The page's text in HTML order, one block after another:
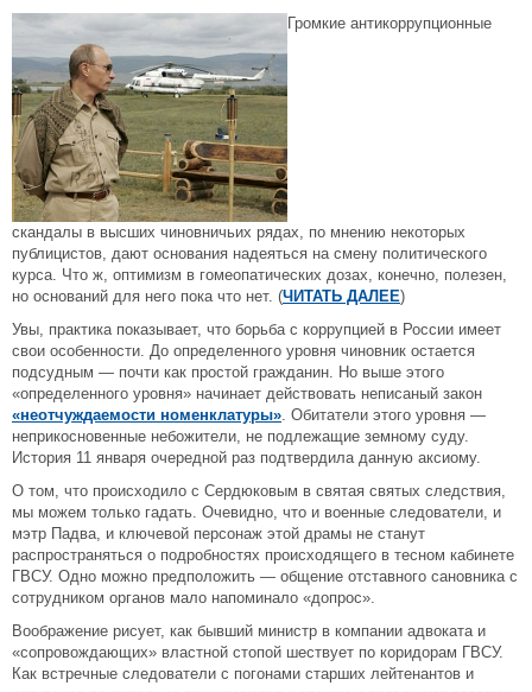
Громкие антикоррупционные
скандалы в высших чиновничьих рядах, по мнению некоторых
публицистов, дают основания надеяться на смену политического
курса. Что ж, оптимизм в гомеопатических дозах, конечно, полезен,
но оснований для него пока что нет. (ЧИТАТЬ ДАЛЕЕ)
Увы, практика показывает, что борьба с коррупцией в России имеет
свои особенности. До определенного уровня чиновник остается
подсудным — почти как простой гражданин. Но выше этого
«определенного уровня» начинает действовать неписаный закон
«неотчуждаемости номенклатуры». Обитатели этого уровня —
неприкосновенные небожители, не подлежащие земному суду.
История 11 января очередной раз подтвердила данную аксиому.
О том, что происходило с Сердюковым в святая святых следствия,
мы можем только гадать. Очевидно, что и военные следователи, и
мэтр Падва, и ключевой персонаж этой драмы не станут
распространяться о подробностях происходящего в тесном кабинете
ГВСУ. Одно можно предположить — общение отставного сановника с
сотрудником органов мало напоминало «допрос».
Воображение рисует, как бывший министр в компании адвоката и
«сопровождающих» властной стопой шествует по коридорам ГВСУ.
Как встречные следователи с погонами старших лейтенантов и